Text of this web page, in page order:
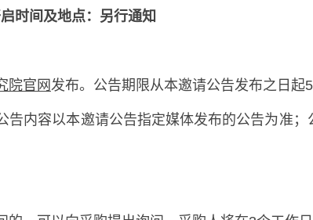
时间及地点： 另行通知
院官网发布。公告期限从本邀请公告发布之日起5
告内容以本邀请公告指定媒体发布的公告为准